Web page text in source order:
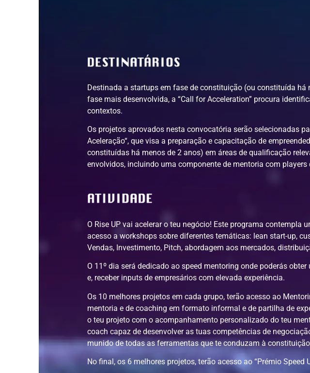
Destinada a startups em fase de constituição (ou constituída
fase mais desenvolvida, a “Call for Acceleration” procura
contextos.
Os projetos aprovados nesta convocatória serão selecionadas
Aceleração“, que visa a preparação e capacitação de
constituídas há menos de 2 anos) em áreas de qualificação
envolvidos, incluindo uma componente de mentoria com players
O Rise UP vai acelerar o teu negócio! Este programa
acesso a workshops sobre diferentes temáticas: lean start-up,
Vendas, Investimento, Pitch, abordagem aos mercados,
O 11º dia será dedicado ao speed mentoring onde poderás
e, receber inputs de empresários com elevada experiência.
Os 10 melhores projetos em cada grupo, terão acesso ao
mentoria e de coaching em formato informal e de partilha de
o teu projeto com o acompanhamento personalizado do teu
coach capaz de desenvolver as tuas competências de
munido de todas as ferramentas que te conduzam à
No final, os 6 melhores projetos, terão acesso ao “Prémio